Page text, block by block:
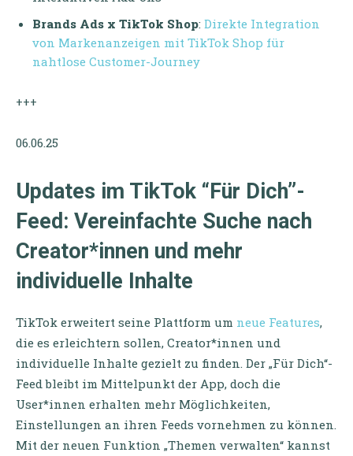
Brands Ads x TikTok Shop: Direkte Integration
von Markenanzeigen mit TikTok Shop für
nahtlose Customer-Journey
+++
06.06.25
Updates im TikTok “Für Dich”-
Feed: Vereinfachte Suche nach
Creator*innen und mehr
individuelle Inhalte
TikTok erweitert seine Plattform um neue Features,
die es erleichtern sollen, Creator*innen und
individuelle Inhalte gezielt zu finden. Der „Für Dich“-
Feed bleibt im Mittelpunkt der App, doch die
User*innen erhalten mehr Möglichkeiten,
Einstellungen an ihren Feeds vornehmen zu können.
Mit der neuen Funktion „Themen verwalten“ kannst